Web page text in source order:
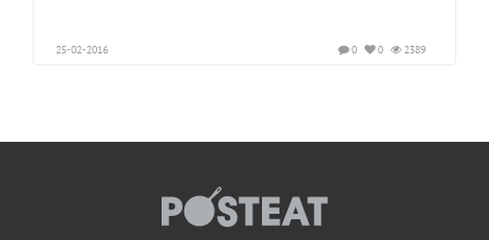
25-02-2016 2389
0
0